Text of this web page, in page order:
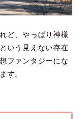
ど、やっぱり神様
いう見えない存在
ファンタジーにな
す。